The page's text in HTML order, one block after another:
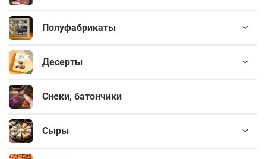
Полуфабрикаты
Десерты
Снеки, батончики
Сыры